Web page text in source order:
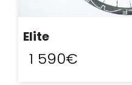
Elite
1 590€